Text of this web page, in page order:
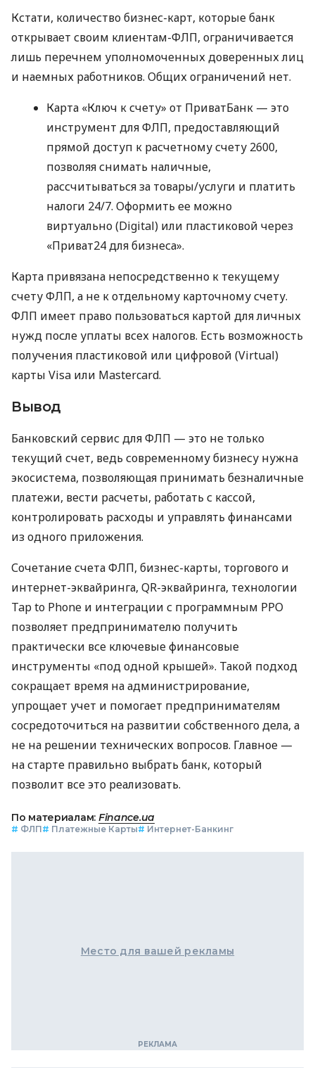
Кстати, количество бизнес-карт, которые банк
открывает своим клиентам-ФЛП, ограничивается
лишь перечнем уполномоченных доверенных лиц
и наемных работников. Общих ограничений нет.
Карта «Ключ к счету» от ПриватБанк — это
инструмент для ФЛП, предоставляющий
прямой доступ к расчетному счету 2600,
позволяя снимать наличные,
рассчитываться за товары/услуги и платить
налоги 24/7. Оформить ее можно
виртуально (Digital) или пластиковой через
«Приват24 для бизнеса».
Карта привязана непосредственно к текущему
счету ФЛП, а не к отдельному карточному счету.
ФЛП имеет право пользоваться картой для личных
нужд после уплаты всех налогов. Есть возможность
получения пластиковой или цифровой (Virtual)
карты Visa или Mastercard.
Вывод
Банковский сервис для ФЛП — это не только
текущий счет, ведь современному бизнесу нужна
экосистема, позволяющая принимать безналичные
платежи, вести расчеты, работать с кассой,
контролировать расходы и управлять финансами
из одного приложения.
Сочетание счета ФЛП, бизнес-карты, торгового и
интернет-эквайринга, QR-эквайринга, технологии
Tap to Phone и интеграции с программным РРО
позволяет предпринимателю получить
практически все ключевые финансовые
инструменты «под одной крышей». Такой подход
сокращает время на администрирование,
упрощает учет и помогает предпринимателям
сосредоточиться на развитии собственного дела, а
не на решении технических вопросов. Главное —
на старте правильно выбрать банк, который
позволит все это реализовать.
По материалам: Finance.ua
# ФЛП# Платежные Карты# Интернет-Банкинг
Место для вашей рекламы